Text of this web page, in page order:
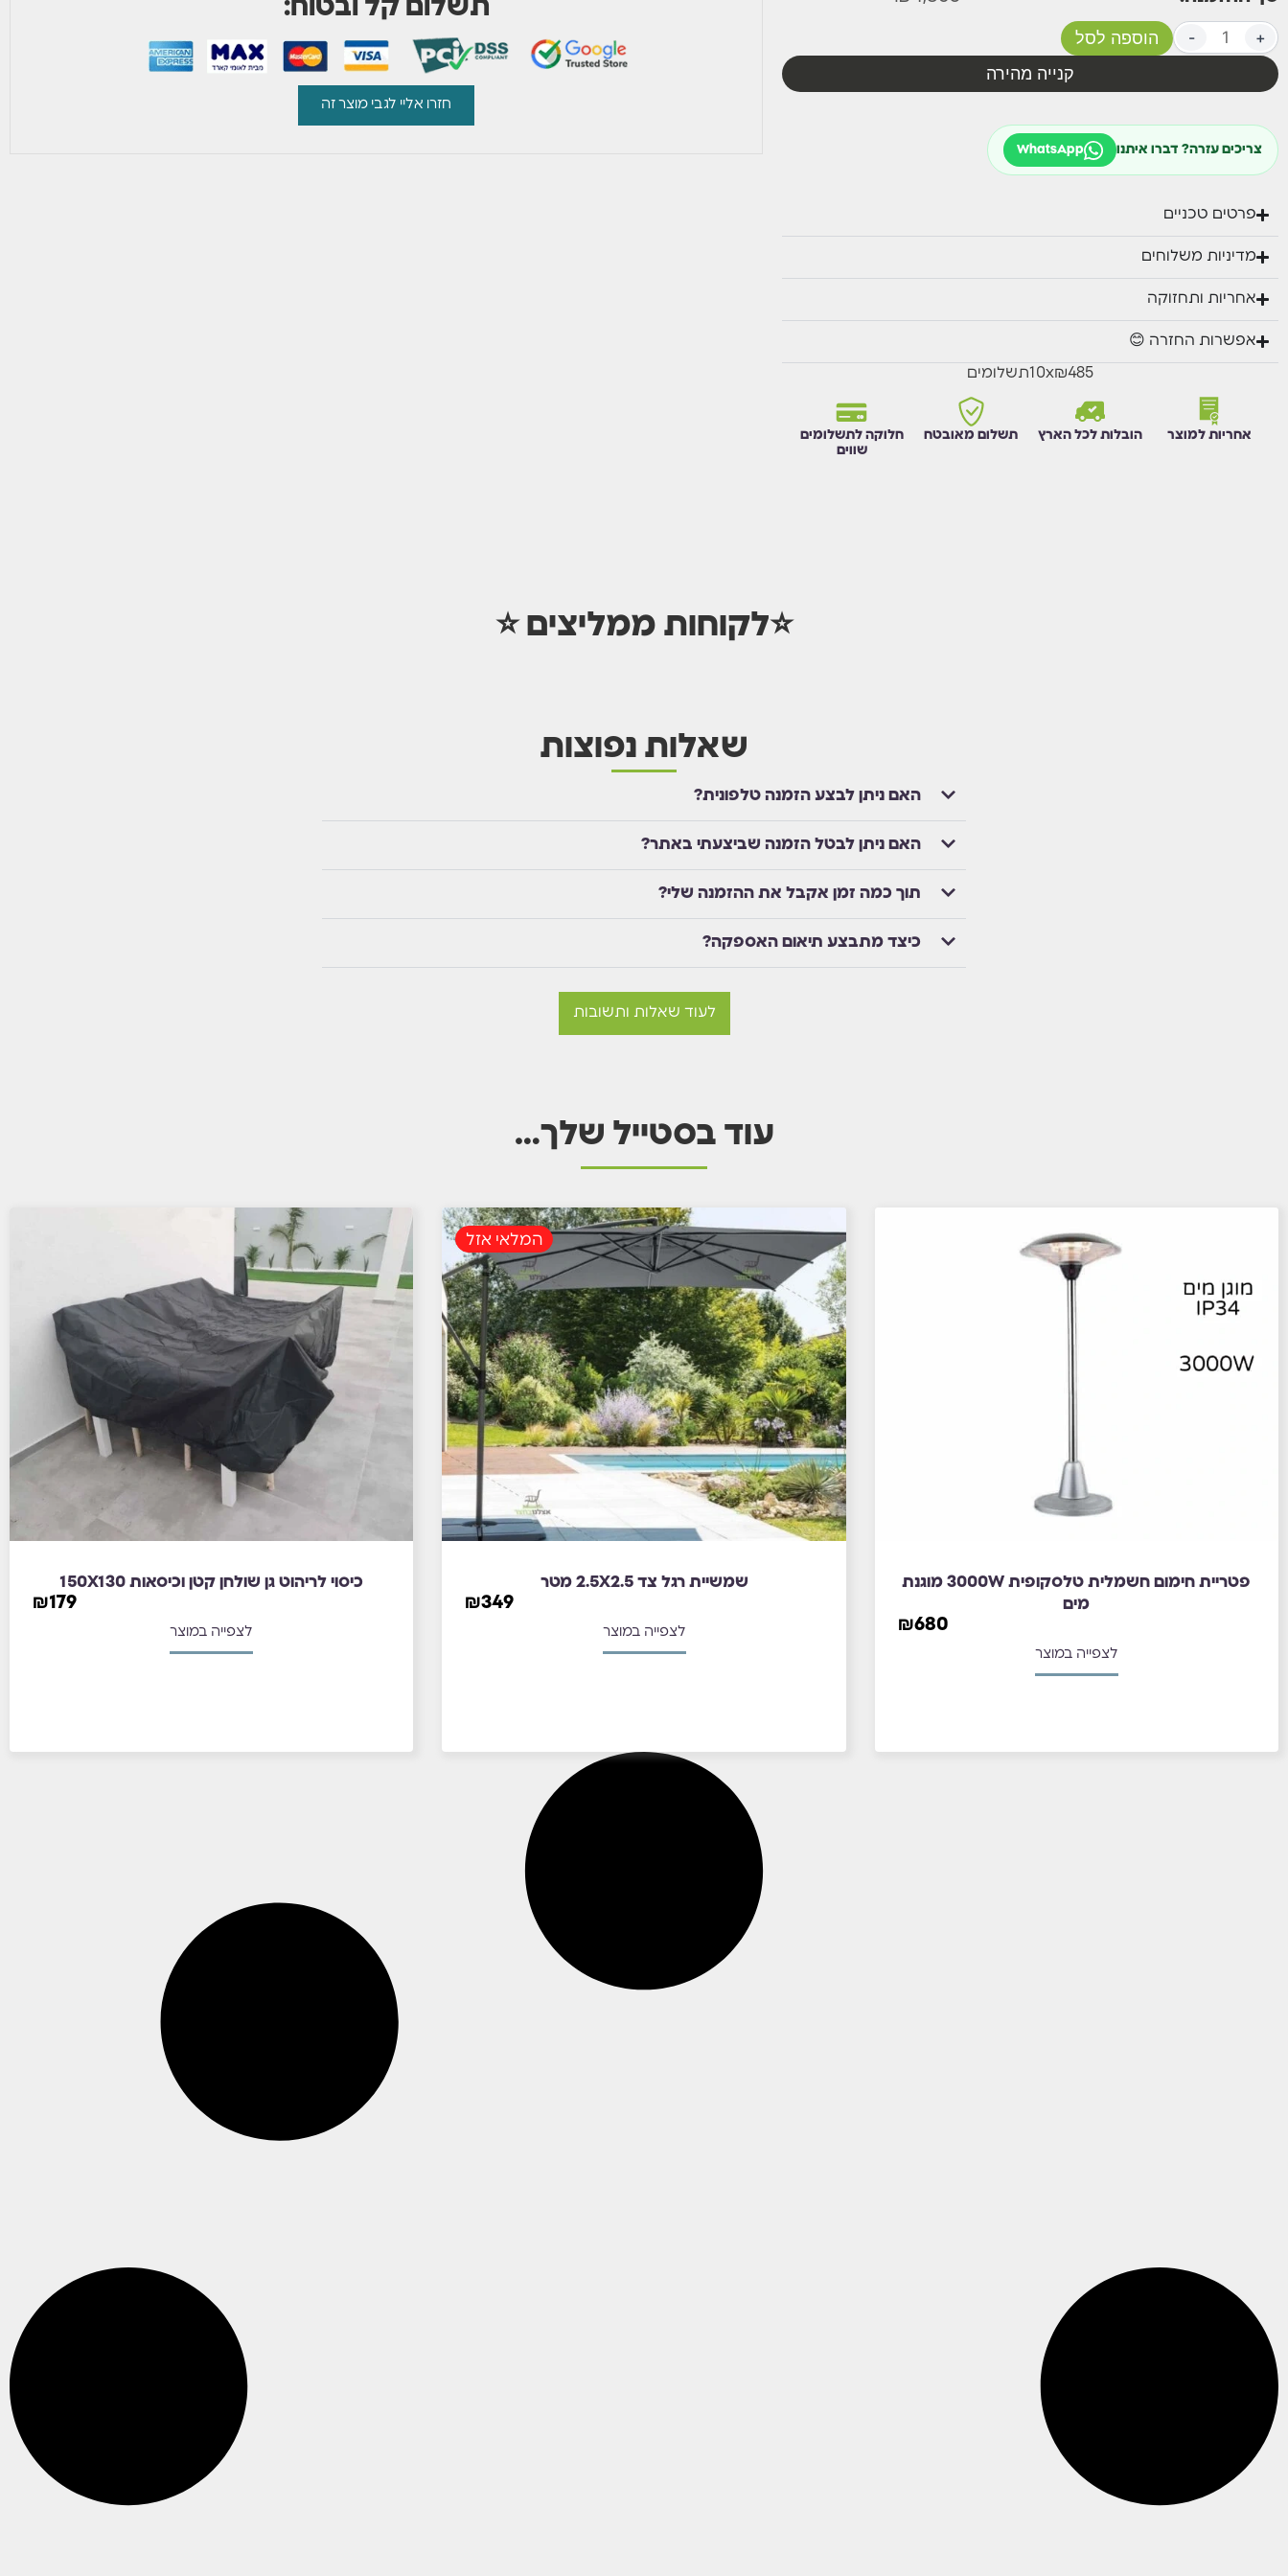
- +
הוספה לסל
קנייה מהירה
צריכים עזרה? דברו איתנו WhatsApp
פרטים טכניים
מדיניות משלוחים
אחריות ותחזוקה
אפשרות החזרה 😊
₪485
x
10תשלומים
אחריות למוצר הובלות לכל הארץ תשלום מאובטח
חלוקה לתשלומים
שווים
תשלום קל ובטוח:
חזרו אליי לגבי מוצר זה
⭐לקוחות ממליצים ⭐
שאלות נפוצות
האם ניתן לבצע הזמנה טלפונית?
האם ניתן לבטל הזמנה שביצעתי באתר?
תוך כמה זמן אקבל את ההזמנה שלי?
כיצד מתבצע תיאום האספקה?
לעוד שאלות ותשובות
עוד בסטייל שלך…
פטריית חימום חשמלית טלסקופית 3000W מוגנת
מים
₪680
לצפייה במוצר
המלאי אזל
שמשיית רגל צד 2.5X2.5 מטר
₪349
לצפייה במוצר
כיסוי לריהוט גן שולחן קטן וכיסאות 150X130
₪179
לצפייה במוצר